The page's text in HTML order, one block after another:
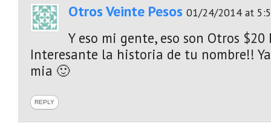
Otros Veinte Pesos 01/24/2014 at
Y eso mi gente, eso son Otros $20
Interesante la historia de tu nombre!!
mia 🙂
REPLY